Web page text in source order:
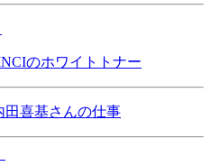
のホワイトトナー
田喜基さんの仕事